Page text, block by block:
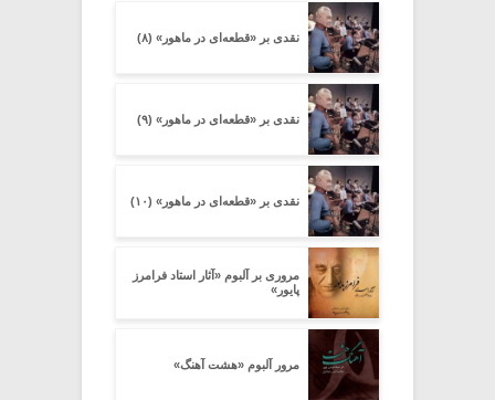
نقدی بر «قطعه‌ای در ماهور» (۸)
نقدی بر «قطعه‌ای در ماهور» (۹)
نقدی بر «قطعه‌ای در ماهور» (۱۰)
مروری بر آلبوم «آثار استاد فرامرز
پایور»
مرور آلبوم «هشت آهنگ»